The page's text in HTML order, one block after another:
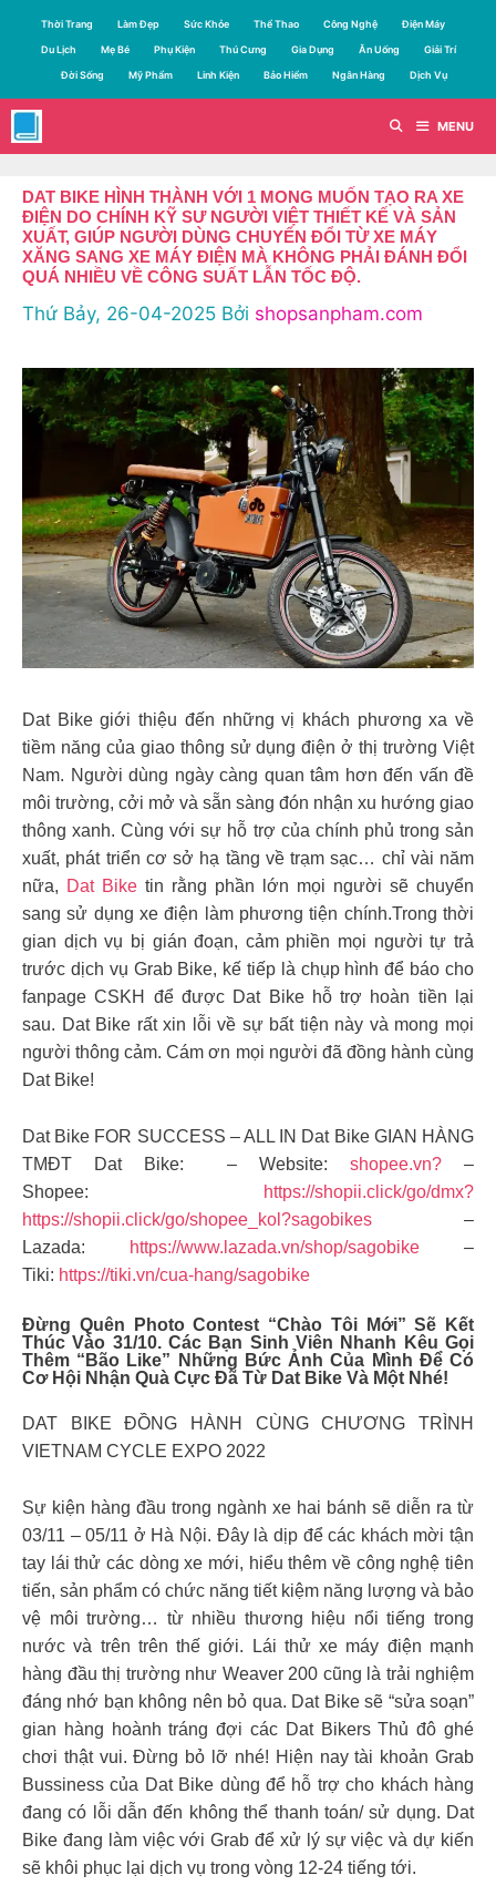
dung
Thời Trang Làm Đẹp Sức Khỏe Thể Thao Công Nghệ Điện Máy
Du Lịch Mẹ Bé Phụ Kiện Thú Cưng Gia Dụng Ăn Uống Giải Trí
Đời Sống Mỹ Phẩm Linh Kiện Bảo Hiểm Ngân Hàng Dịch Vụ
MENU
DAT BIKE HÌNH THÀNH VỚI 1 MONG MUỐN TẠO RA XE
ĐIỆN DO CHÍNH KỸ SƯ NGƯỜI VIỆT THIẾT KẾ VÀ SẢN
XUẤT, GIÚP NGƯỜI DÙNG CHUYỂN ĐỔI TỪ XE MÁY
XĂNG SANG XE MÁY ĐIỆN MÀ KHÔNG PHẢI ĐÁNH ĐỔI
QUÁ NHIỀU VỀ CÔNG SUẤT LẪN TỐC ĐỘ.
Thứ Bảy, 26-04-2025 Bởi shopsanpham.com
Dat Bike giới thiệu đến những vị khách phương xa về
tiềm năng của giao thông sử dụng điện ở thị trường Việt
Nam. Người dùng ngày càng quan tâm hơn đến vấn đề
môi trường, cởi mở và sẵn sàng đón nhận xu hướng giao
thông xanh. Cùng với sự hỗ trợ của chính phủ trong sản
xuất, phát triển cơ sở hạ tầng về trạm sạc… chỉ vài năm
nữa, Dat Bike tin rằng phần lớn mọi người sẽ chuyển
sang sử dụng xe điện làm phương tiện chính.Trong thời
gian dịch vụ bị gián đoạn, cảm phiền mọi người tự trả
trước dịch vụ Grab Bike, kế tiếp là chụp hình để báo cho
fanpage CSKH để được Dat Bike hỗ trợ hoàn tiền lại
sau. Dat Bike rất xin lỗi về sự bất tiện này và mong mọi
người thông cảm. Cám ơn mọi người đã đồng hành cùng
Dat Bike!
Dat Bike FOR SUCCESS – ALL IN Dat Bike GIAN HÀNG
TMĐT Dat Bike: – Website:shopee.vn? –
Shopee:
https://shopii.click/go/dmx?
https://shopii.click/go/shopee_kol?sagobikes –
Lazada:
https://www.lazada.vn/shop/sagobike –
Tiki: https://tiki.vn/cua-hang/sagobike
Đừng Quên Photo Contest “Chào Tôi Mới” Sẽ Kết
Thúc Vào 31/10. Các Bạn Sinh Viên Nhanh Kêu Gọi
Thêm “bão Like” Những Bức Ảnh Của Mình Để Có
Cơ Hội Nhận Quà Cực Đã Từ Dat Bike Và Một Nhé!
DAT BIKE ĐỒNG HÀNH CÙNG CHƯƠNG TRÌNH
VIETNAM CYCLE EXPO 2022
Sự kiện hàng đầu trong ngành xe hai bánh sẽ diễn ra từ
03/11 – 05/11 ở Hà Nội. Đây là dịp để các khách mời tận
tay lái thử các dòng xe mới, hiểu thêm về công nghệ tiên
tiến, sản phẩm có chức năng tiết kiệm năng lượng và bảo
vệ môi trường… từ nhiều thương hiệu nổi tiếng trong
nước và trên trên thế giới. Lái thử xe máy điện mạnh
hàng đầu thị trường như Weaver 200 cũng là trải nghiệm
đáng nhớ bạn không nên bỏ qua. Dat Bike sẽ “sửa soạn”
gian hàng hoành tráng đợi các Dat Bikers Thủ đô ghé
chơi thật vui. Đừng bỏ lỡ nhé! Hiện nay tài khoản Grab
Bussiness của Dat Bike dùng để hỗ trợ cho khách hàng
đang có lỗi dẫn đến không thể thanh toán/ sử dụng. Dat
Bike đang làm việc với Grab để xử lý sự việc và dự kiến
sẽ khôi phục lại dịch vụ trong vòng 12-24 tiếng tới.